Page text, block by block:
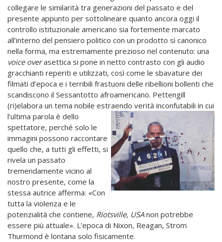
collegare le similarità tra generazioni del passato e del
presente appunto per sottolineare quanto ancora oggi il
controllo istituzionale americano sia fortemente marcato
all’interno del pensiero politico con un prodotto sì canonico
nella forma, ma estremamente prezioso nel contenuto: una
voice overasettica si pone in netto contrasto con gli audio
gracchianti reperiti e utilizzati, così come le sbavature dei
filmati d’epoca e i terribili frastuoni delle ribellioni bollenti che
scandiscono il Sessantotto afroamericano. Pettengill
(ri)elabora un tema nobile estraendo verità inconfutabili in cui
l’ultima parola è dello
spettatore, perché solo le
immagini possono raccontare
quello che, a tutti gli effetti, si
rivela un passato
tremendamente vicino al
nostro presente, come la
stessa autrice afferma: «Con
tutta la violenza e le
potenzialità che contiene, Riotsville, USAnon potrebbe
essere più attuale». L’epoca di Nixon, Reagan, Strom
Thurmond è lontana solo fisicamente.